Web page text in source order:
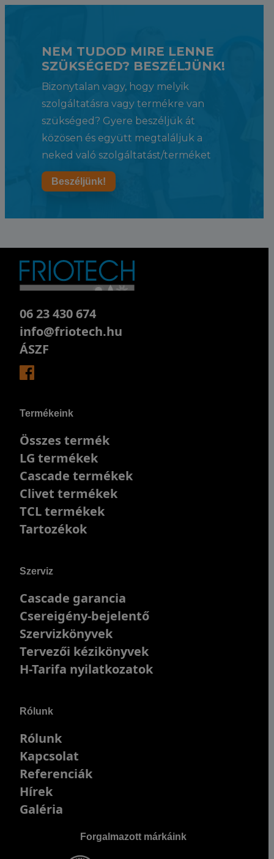
NEM TUDOD MIRE LENNE
SZÜKSÉGED? BESZÉLJÜNK!
Bizonytalan vagy, hogy melyik
szolgáltatásra vagy termékre van
szükséged? Gyere beszéljük át
közösen és együtt megtaláljuk a
neked való szolgáltatást/terméket
Beszéljünk!
06 23 430 674
info@friotech.hu
ÁSZF
Termékeink
Összes termék
LG termékek
Cascade termékek
Clivet termékek
TCL termékek
Tartozékok
Szerviz
Cascade garancia
Csereigény-bejelentő
Szervizkönyvek
Tervezői kézikönyvek
H-Tarifa nyilatkozatok
Rólunk
Rólunk
Kapcsolat
Referenciák
Hírek
Galéria
Forgalmazott márkáink